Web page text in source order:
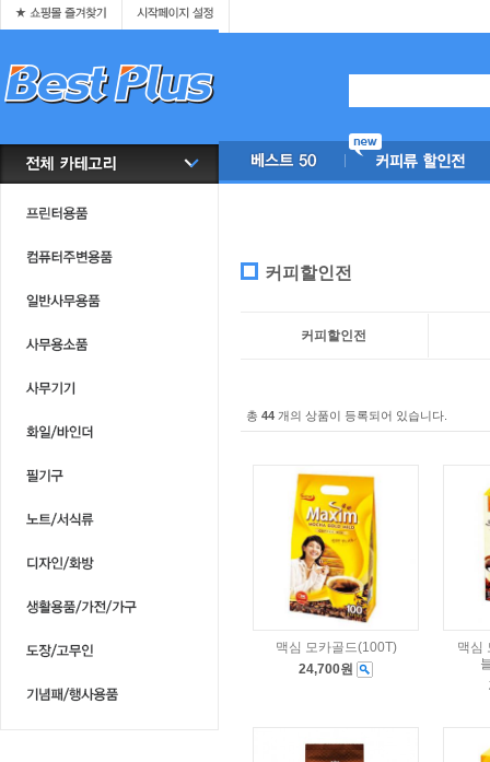
커피할인전
커피할인전
총 44 개의 상품이 등록되어 있습니다.
맥심 모카골드(100T)
24,700원
맥심